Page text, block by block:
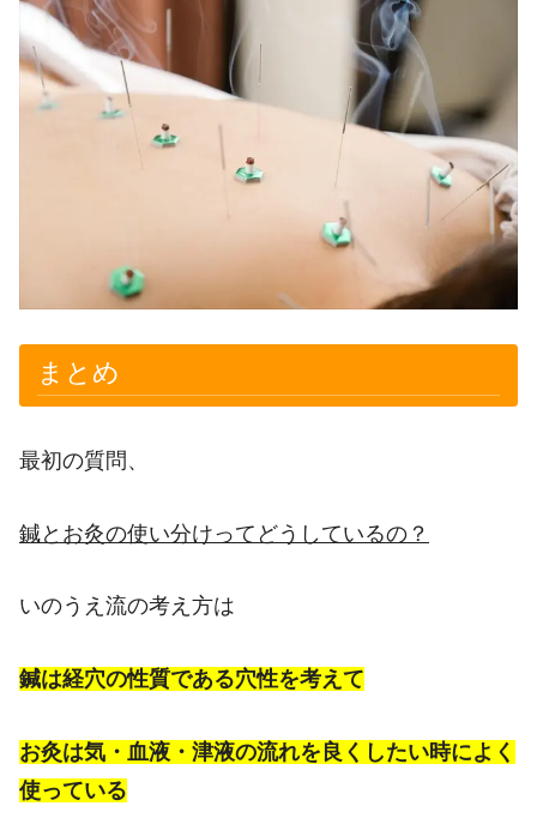
まとめ
最初の質問、
鍼とお灸の使い分けってどうしているの？
いのうえ流の考え方は
鍼は経穴の性質である穴性を考えて
お灸は気・血液・津液の流れを良くしたい時によく
使っている